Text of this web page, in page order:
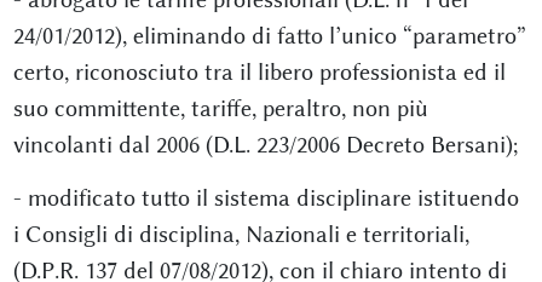
24/01/2012), eliminando di fatto l’unico “parametro”
certo, riconosciuto tra il libero professionista ed il
suo committente, tariffe, peraltro, non più
vincolanti dal 2006 (D.L. 223/2006 Decreto Bersani);
- modificato tutto il sistema disciplinare istituendo
i Consigli di disciplina, Nazionali e territoriali,
(D.P.R. 137 del 07/08/2012), con il chiaro intento di